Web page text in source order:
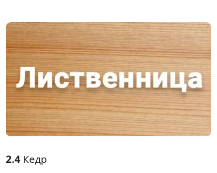
2.4 Кедр